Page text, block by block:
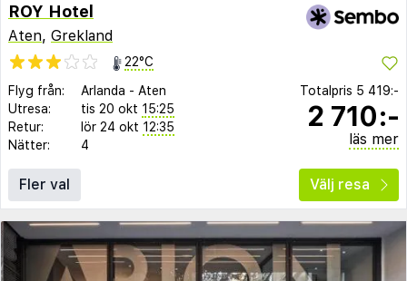
ROY Hotel
Aten, Grekland
22°C
Flyg från:
Arlanda - Aten
Utresa:
tis 20 okt 15:25
Retur:
lör 24 okt 12:35
Nätter:
4
Totalpris 5 419:-
2 710:-
läs mer
Fler val Välj resa